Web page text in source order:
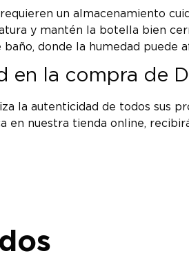
un almacenamiento
y mantén la botella bien
donde la humedad puede
la compra de
la autenticidad de todos sus
en nuestra tienda online,